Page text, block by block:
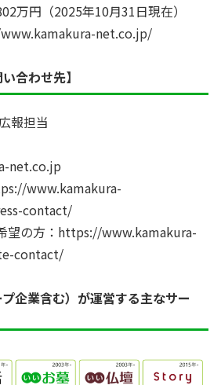
円（2025年10月31日現在）
net.co.jp/
合わせ先】
報担当
net.co.jp
www.kamakura-
contact/
望の方：https://www.kamakura-
contact/
プ企業含む）が運営する主なサー